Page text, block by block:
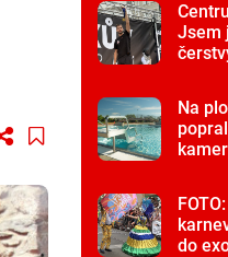
Jsem
Na
do